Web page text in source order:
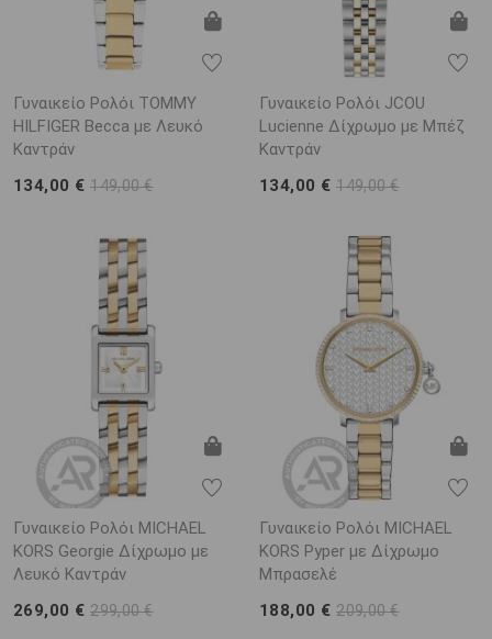
Γυναικείο Ρολόι TOMMY
HILFIGER Becca με Λευκό
Καντράν
134,00 €149,00 €
Γυναικείο Ρολόι JCOU
Lucienne Δίχρωμο με Μπέζ
Καντράν
134,00 €149,00 €
Γυναικείο Ρολόι MICHAEL
KORS Georgie Δίχρωμο με
Λευκό Καντράν
269,00 €299,00 €
Γυναικείο Ρολόι MICHAEL
KORS Pyper με Δίχρωμο
Μπρασελέ
188,00 €209,00 €